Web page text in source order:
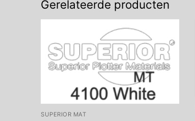
Gerelateerde producten
SUPERIOR MAT